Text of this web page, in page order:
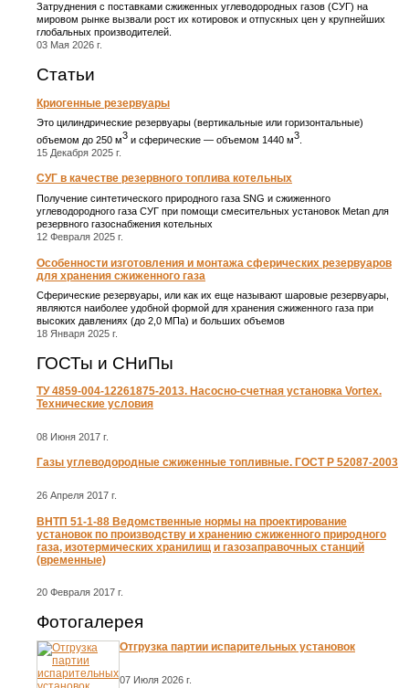
Затруднения с поставками сжиженных углеводородных газов (СУГ) на
мировом рынке вызвали рост их котировок и отпускных цен у крупнейших
глобальных производителей.
03 Мая 2026 г.
Статьи
Криогенные резервуары
Это цилиндрические резервуары (вертикальные или горизонтальные)
объемом до 250 м3 и сферические ― объемом 1440 м3
15 Декабря 2025 г.
СУГ в качестве резервного топлива котельных
Получение синтетического природного газа SNG и сжиженного
углеводородного газа СУГ при помощи смесительных установок Metan для
резервного газоснабжения котельных
12 Февраля 2025 г.
Особенности изготовления и монтажа сферических резервуаров
для хранения сжиженного газа
Сферические резервуары, или как их еще называют шаровые резервуары,
являются наиболее удобной формой для хранения сжиженного газа при
высоких давлениях (до 2,0 МПа) и больших объемов
18 Января 2025 г.
ГОСТы и СНиПы
ТУ 4859-004-12261875-2013. Насосно-счетная установка Vortex.
Технические условия
08 Июня 2017 г.
Газы углеводородные сжиженные топливные. ГОСТ Р 52087-2003
26 Апреля 2017 г.
ВНТП 51-1-88 Ведомственные нормы на проектирование
установок по производству и хранению сжиженного природного
газа, изотермических хранилищ и газозаправочных станций
(временные)
20 Февраля 2017 г.
Фотогалерея
Отгрузка партии испарительных установок
07 Июля 2026 г.